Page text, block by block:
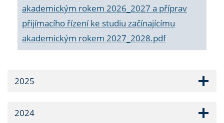
akademickým rokem 2026_2027 a příprav
přijímacího řízení ke studiu začínajícímu
akademickým rokem 2027_2028.pdf
2025
2024